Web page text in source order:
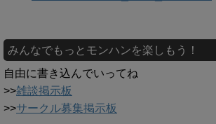
みんなでもっとモンハンを楽しもう！
自由に書き込んでいってね
>>雑談掲示板
>>サークル募集掲示板